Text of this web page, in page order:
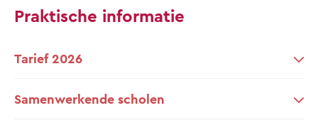
Praktische informatie
Tarief 2026
Samenwerkende scholen